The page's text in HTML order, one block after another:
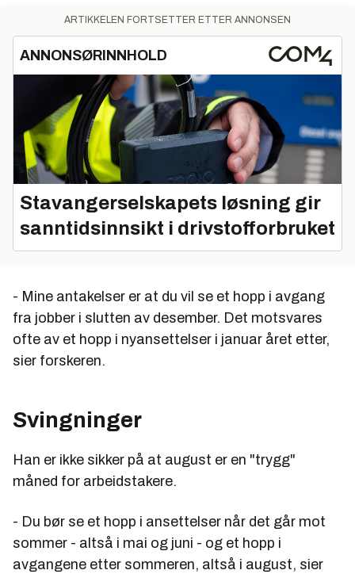
ARTIKKELEN FORTSETTER ETTER ANNONSEN
ANNONSØRINNHOLD
Stavangerselskapets løsning gir
sanntidsinnsikt i drivstofforbruket
- Mine antakelser er at du vil se et hopp i avgang
fra jobber i slutten av desember. Det motsvares
ofte av et hopp i nyansettelser i januar året etter,
sier forskeren.
Svingninger
Han er ikke sikker på at august er en "trygg"
måned for arbeidstakere.
- Du bør se et hopp i ansettelser når det går mot
sommer - altså i mai og juni - og et hopp i
avgangene etter sommeren, altså i august, sier